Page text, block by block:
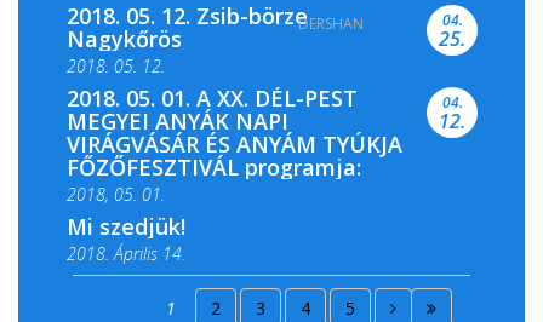
2018. 05. 11. 19 óra
2018. 05. 12. Zsib-börze
Nagykőrös
2018. 05. 12.
04.
25.
2018. 05. 01. A XX. DÉL-PEST
MEGYEI ANYÁK NAPI
VIRÁGVÁSÁR ÉS ANYÁM TYÚKJA
FŐZŐFESZTIVÁL programja:
2018, 05. 01.
04.
12.
Mi szedjük!
2018. Április 14.
2018. Április 15.
1 2 3 4 5
DERSHAN